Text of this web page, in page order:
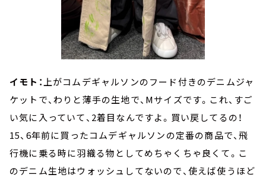
イモト： 上がコムデギャルソンのフード付きのデニムジャ
ケットで、わりと薄手の生地で、Mサイズです。これ、すご
い気に入っていて、2着目なんですよ。買い戻してるの！
15、6年前に買ったコムデギャルソンの定番の商品で、飛
行機に乗る時に羽織る物としてめちゃくちゃ良くて。こ
のデニム生地はウォッシュしてないので、使えば使うほど